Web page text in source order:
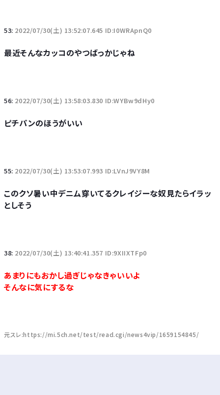
53: 2022/07/30(土) 13:52:07.645 ID:I0WRApnQ0
最近そんなカッコのやつばっかじゃね
56: 2022/07/30(土) 13:58:03.830 ID:WYBw9dHy0
ピチパンのほうがいい
55: 2022/07/30(土) 13:53:07.993 ID:LVnJ9VY8M
このクソ暑い中デニム穿いてるクレイジーな奴見たらイラッ
としそう
38: 2022/07/30(土) 13:40:41.357 ID:9XIIXTFp0
あまりにもおかし過ぎじゃなきゃいいよ
そんなに気にするな
元スレ:https://mi.5ch.net/test/read.cgi/news4vip/1659154845/